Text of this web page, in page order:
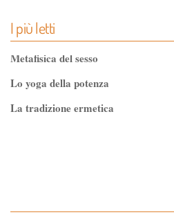
I più letti
Metafisica del sesso
Lo yoga della potenza
La tradizione ermetica